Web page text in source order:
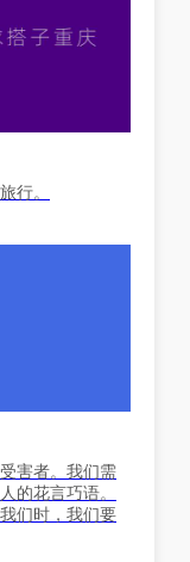
行。
害者。我们需
的花言巧语。
们时，我们要